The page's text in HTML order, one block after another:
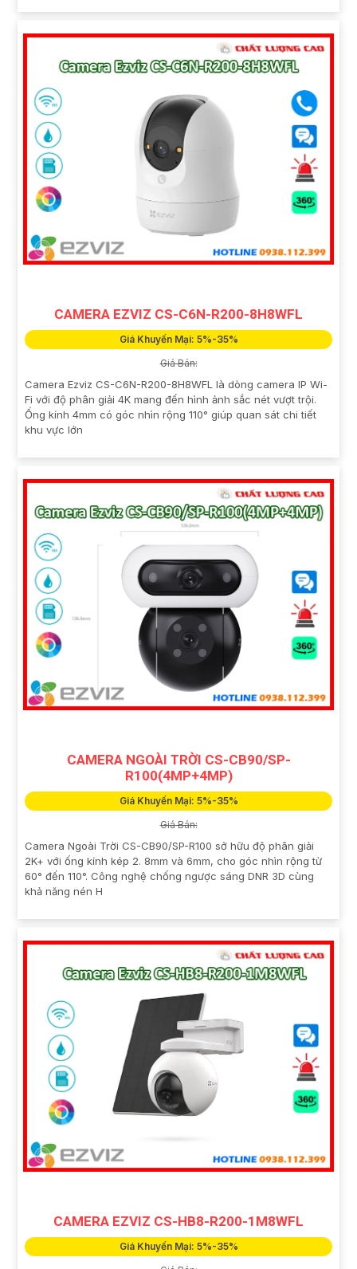
CAMERA EZVIZ CS-C6N-R200-8H8WFL
Giá Khuyến Mại: 5%-35%
Giá Bán:
Camera Ezviz CS-C6N-R200-8H8WFL là dòng camera IP Wi-
Fi với độ phân giải 4K mang đến hình ảnh sắc nét vượt trội.
Ống kính 4mm có góc nhìn rộng 110° giúp quan sát chi tiết
khu vực lớn
CAMERA NGOÀI TRỜI CS-CB90/SP-
R100(4MP+4MP)
Giá Khuyến Mại: 5%-35%
Giá Bán:
Camera Ngoài Trời CS-CB90/SP-R100 sở hữu độ phân giải
2K+ với ống kính kép 2. 8mm và 6mm, cho góc nhìn rộng từ
60° đến 110°. Công nghệ chống ngược sáng DNR 3D cùng
khả năng nén H
CAMERA EZVIZ CS-HB8-R200-1M8WFL
Giá Khuyến Mại: 5%-35%